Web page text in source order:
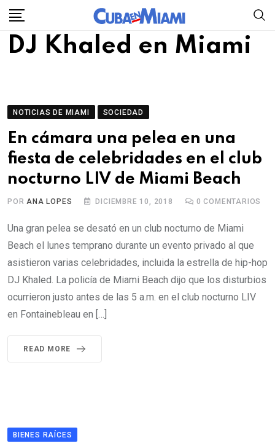
Skip
content
DJ Khaled en Miami
NOTICIAS DE MIAMI SOCIEDAD
En cámara una pelea en una
fiesta de celebridades en el club
nocturno LIV de Miami Beach
PORANA LOPES DICIEMBRE 10, 2018 0 COMENTARIOS
Una gran pelea se desató en un club nocturno de Miami
Beach el lunes temprano durante un evento privado al que
asistieron varias celebridades, incluida la estrella de hip-hop
DJ Khaled. La policía de Miami Beach dijo que los disturbios
ocurrieron justo antes de las 5 a.m. en el club nocturno LIV
en Fontainebleau en […]
READ MORE
BIENES RAÍCES